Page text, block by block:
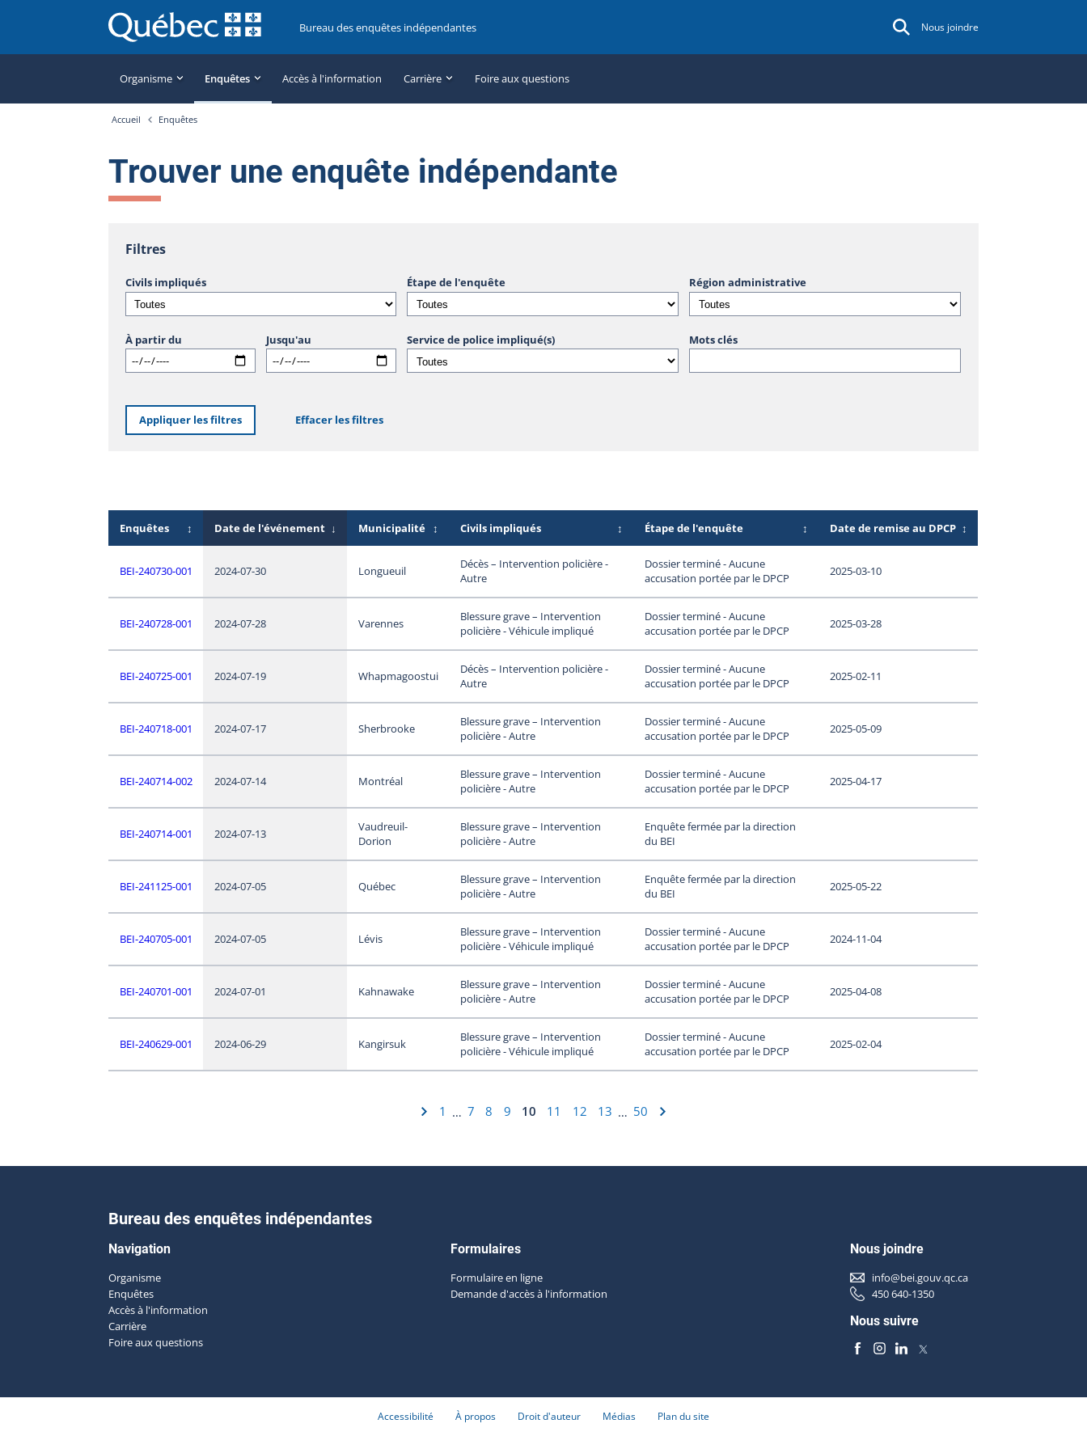
Bureau des enquêtes indépendantes Nous joindre
Organisme Enquêtes Accès à l'information Carrière Foire aux questions
Accueil Enquêtes
Trouver une enquête indépendante
Filtres
Civils impliqués Étape de l'enquête Région administrative
À partir du Jusqu'au Service de police impliqué(s) Mots clés
Appliquer les filtres Effacer les filtres
Enquêtes ↕ Date de l'événement ↓ Municipalité ↕ Civils impliqués ↕ Étape de l'enquête ↕ Date de remise au DPCP ↕
BEI-240730-001 2024-07-30 Longueuil
Décès – Intervention policière -
Autre
Dossier terminé - Aucune
accusation portée par le DPCP
2025-03-10
BEI-240728-001 2024-07-28 Varennes
Blessure grave – Intervention
policière - Véhicule impliqué
Dossier terminé - Aucune
accusation portée par le DPCP
2025-03-28
BEI-240725-001 2024-07-19 Whapmagoostui
Décès – Intervention policière -
Autre
Dossier terminé - Aucune
accusation portée par le DPCP
2025-02-11
BEI-240718-001 2024-07-17 Sherbrooke
Blessure grave – Intervention
policière - Autre
Dossier terminé - Aucune
accusation portée par le DPCP
2025-05-09
BEI-240714-002 2024-07-14 Montréal
Blessure grave – Intervention
policière - Autre
Dossier terminé - Aucune
accusation portée par le DPCP
2025-04-17
BEI-240714-001 2024-07-13
Vaudreuil-
Dorion
Blessure grave – Intervention
policière - Autre
Enquête fermée par la direction
du BEI
BEI-241125-001 2024-07-05 Québec
Blessure grave – Intervention
policière - Autre
Enquête fermée par la direction
du BEI
2025-05-22
BEI-240705-001 2024-07-05 Lévis
Blessure grave – Intervention
policière - Véhicule impliqué
Dossier terminé - Aucune
accusation portée par le DPCP
2024-11-04
BEI-240701-001 2024-07-01 Kahnawake
Blessure grave – Intervention
policière - Autre
Dossier terminé - Aucune
accusation portée par le DPCP
2025-04-08
BEI-240629-001 2024-06-29 Kangirsuk
Blessure grave – Intervention
policière - Véhicule impliqué
Dossier terminé - Aucune
accusation portée par le DPCP
2025-02-04
1 … 7 8 9 10 11 12 13 … 50
Bureau des enquêtes indépendantes
Navigation
Organisme
Enquêtes
Accès à l'information
Carrière
Foire aux questions
Formulaires
Formulaire en ligne
Demande d'accès à l'information
Nous joindre
info@bei.gouv.qc.ca
450 640-1350
Nous suivre
Accessibilité À propos Droit d'auteur Médias Plan du site